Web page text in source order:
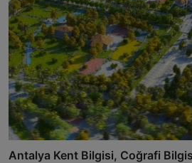
Antalya Kent Bilgisi, Coğrafi